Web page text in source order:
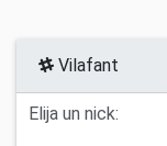
Vilafant
Elija un nick: